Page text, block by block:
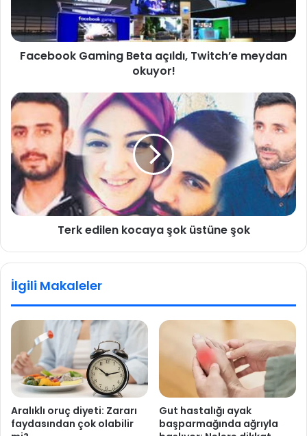
k
G
n
g
B
e
t
ç
ı
T
t
h
’
m
e
y
Facebook Gaming Beta açıldı, Twitch’e meydan
okuyor!
T
e
r
k
e
e
ş
k
ü
ü
n
Terk edilen kocaya şok üstüne şok
İlgili Makaleler
Aralıklı oruç diyeti: Zararı
faydasından çok olabilir
Gut hastalığı ayak
başparmağında ağrıyla